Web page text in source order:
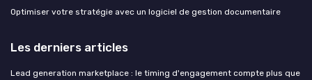
Optimiser votre stratégie avec un logiciel de gestion documentaire
Les derniers articles
Lead generation marketplace : le timing d'engagement compte plus que